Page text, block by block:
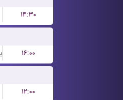
۱۴:۳۰
۱۶:۰۰
۱۲:۰۰